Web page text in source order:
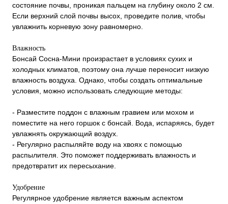
состояние почвы, проникая пальцем на глубину около 2 см.
Если верхний слой почвы высох, проведите полив, чтобы
увлажнить корневую зону равномерно.
Влажность
Бонсай Сосна-Мини произрастает в условиях сухих и
холодных климатов, поэтому она лучше переносит низкую
влажность воздуха. Однако, чтобы создать оптимальные
условия, можно использовать следующие методы:
- Разместите поддон с влажным гравием или мохом и
поместите на него горшок с бонсай. Вода, испаряясь, будет
увлажнять окружающий воздух.
- Регулярно распыляйте воду на хвоях с помощью
распылителя. Это поможет поддерживать влажность и
предотвратит их пересыхание.
Удобрение
Регулярное удобрение является важным аспектом